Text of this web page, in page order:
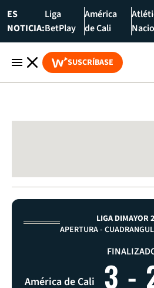
ES
NOTICIA:
Liga
BetPlay
América
de Cali
SUSCRÍBASE
LIGA DIMAYOR
APERTURA -
América de Cali 3 -